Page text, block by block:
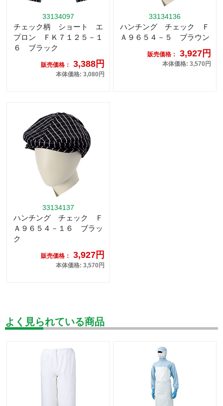
33134097
チェック柄 ショート エ
プロン ＦＫ７１２５－１
６ ブラック
販売価格： 3,388円
本体価格: 3,080円
33134136
ハンチング チェック Ｆ
Ａ９６５４－５ ブラウン
販売価格： 3,927円
本体価格: 3,570円
33134137
ハンチング チェック Ｆ
Ａ９６５４－１６ ブラッ
ク
販売価格： 3,927円
本体価格: 3,570円
よく見られている商品